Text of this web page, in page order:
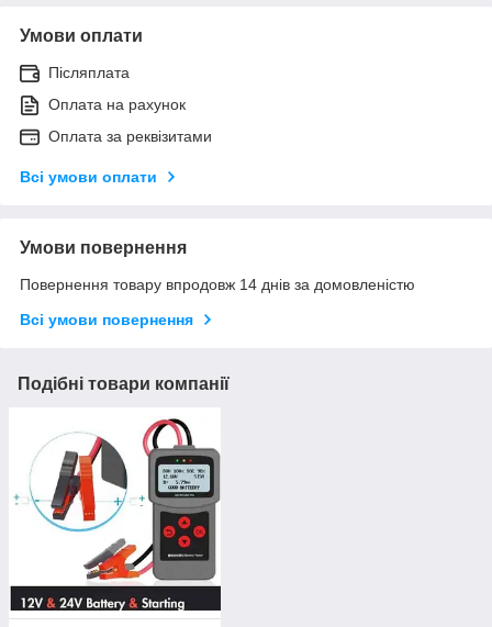
Умови оплати
Післяплата
Оплата на рахунок
Оплата за реквізитами
Всі умови оплати
Умови повернення
Повернення товару впродовж 14 днів за домовленістю
Всі умови повернення
Подібні товари компанії